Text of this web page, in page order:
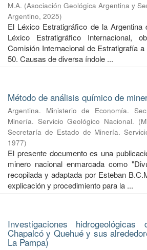
M.A. (Asociación Geológica Argentina y
Argentino, 2025)
El Léxico Estratigráfico de la Argentina
Léxico Estratigráfico Internacional,
Comisión Internacional de Estratigrafía
50. Causas de diversa índole ...
Método de análisis químico de
Argentina. Ministerio de Economía.
Minería. Servicio Geológico Nacional. (
Secretaría de Estado de Minería.
1977)
El presente documento es una
minero nacional enmarcada como
recopilada y adaptada por Esteban
explicación y procedimiento para la ...
Investigaciones
Chapalcó y Quehué y sus
La Pampa)